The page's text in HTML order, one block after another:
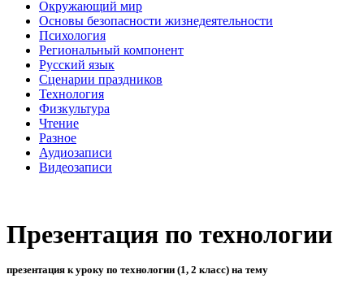
Окружающий мир
Основы безопасности жизнедеятельности
Психология
Региональный компонент
Русский язык
Сценарии праздников
Технология
Физкультура
Чтение
Разное
Аудиозаписи
Видеозаписи
Презентация по технологии
презентация к уроку по технологии (1, 2 класс) на тему